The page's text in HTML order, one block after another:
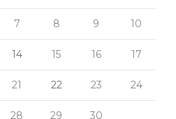
7 8 9 10
14 15 16 17
21 22 23 24
28 29 30